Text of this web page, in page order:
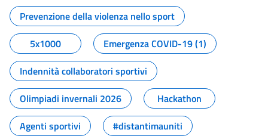
Tutti i contenuti della pagina
Prevenzione della violenza nello sport
5x1000
Emergenza COVID-19 (1)
Indennità collaboratori sportivi
Olimpiadi invernali 2026
Hackathon
Agenti sportivi
#distantimauniti